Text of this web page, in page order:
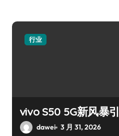
行业
vivo S50 5G新风暴
dawei 3 月 31, 2026